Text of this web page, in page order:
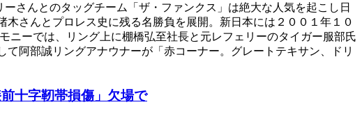
さんとのタッグチーム「ザ・ファンクス」は絶大な人気を起こし日
さんとプロレス史に残る名勝負を展開。新日本には２００１年１０
ーでは、リング上に棚橋弘至社長と元レフェリーのタイガー服部氏
阿部誠リングアナウナーが「赤コーナー。グレートテキサン、ドリ
十字靭帯損傷」欠場で